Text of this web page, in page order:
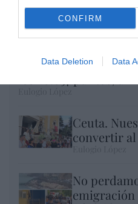
CONFIRM
Data Deletion Data
El IBEX 35 cerró la
Ceuta.
convertir
No
emigración